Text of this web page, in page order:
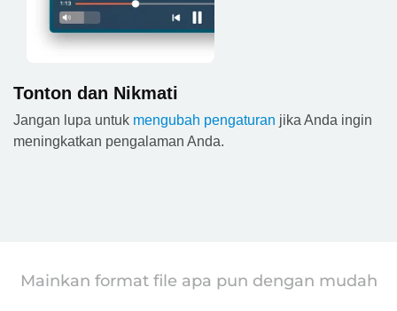
Tonton dan Nikmati
Jangan lupa untuk mengubah pengaturan jika Anda ingin
meningkatkan pengalaman Anda.
Mainkan format file apa pun dengan mudah